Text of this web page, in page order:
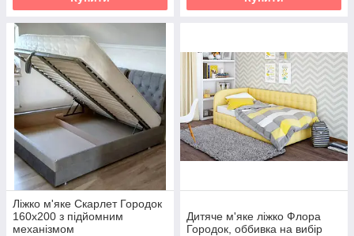
Ліжко м'яке Скарлет Городок
160х200 з підйомним
механізмом
Дитяче м'яке ліжко Флора
Городок, оббивка на вибір